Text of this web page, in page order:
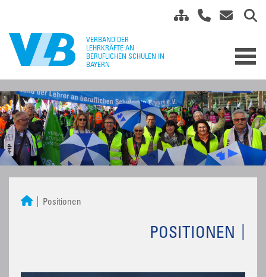
Positionen
POSITIONEN